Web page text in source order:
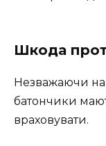
Шкода
Незважаючи на
батончики
враховувати.